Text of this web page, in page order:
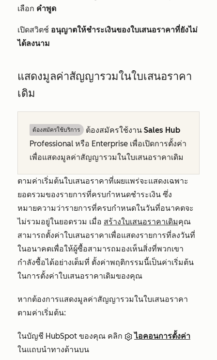
เลือก คำพูด
เปิดสวิตช์ อนุญาตให้ชำระเงินของใบเสนอราคาที่ยังไม่
ได้ลงนาม
แสดงมูลค่าสัญญารวมในใบเสนอราคา
เดิม
ต้องสมัครใช้บริการ ต้องสมัครใช้งาน Sales Hub
Professional หรือ Enterprise เพื่อเปิดการตั้งค่า
เพื่อแสดงมูลค่าสัญญารวมในใบเสนอราคาเดิม
ตามค่าเริ่มต้นใบเสนอราคาที่เผยแพร่จะแสดงเฉพาะ
ยอดรวมของรายการที่ครบกำหนดชำระเงิน ซึ่ง
หมายความว่ารายการที่ครบกำหนดในวันที่อนาคตจะ
ไม่รวมอยู่ในยอดรวม เมื่อ สร้างใบเสนอราคาเดิมคุณ
สามารถตั้งค่าใบเสนอราคาเพื่อแสดงรายการที่ลงวันที่
ในอนาคตเพื่อให้ผู้ซื้อสามารถมองเห็นสิ่งที่พวกเขา
กำลังซื้อได้อย่างเต็มที่ ตั้งค่าพฤติกรรมนี้เป็นค่าเริ่มต้น
ในการตั้งค่าใบเสนอราคาเดิมของคุณ
หากต้องการแสดงมูลค่าสัญญารวมในใบเสนอราคา
ตามค่าเริ่มต้น:
ในบัญชี HubSpot ของคุณ คลิก
ไอคอนการตั้งค่า
ในแถบนำทางด้านบน